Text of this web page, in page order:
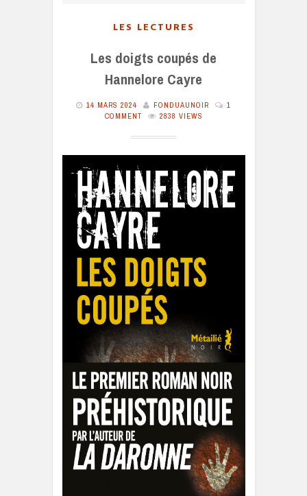
LES LECTURES
Les doigts coupés de
Hannelore Cayre
14 MARS 2024 FONDUAUNOIR
1
COMMENT
2838 VIEWS